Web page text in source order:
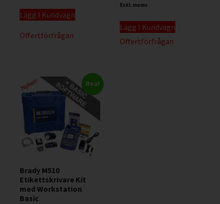
Lägg I Kundvagn
Offertförfrågan
Exkl. moms
Lägg I Kundvagn
Offertförfrågan
Rea!
Brady M510
Etikettskrivare Kit
med Workstation
Basic